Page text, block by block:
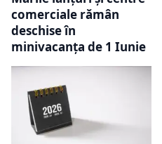
comerciale rămân
deschise în
minivacanța de 1 Iunie